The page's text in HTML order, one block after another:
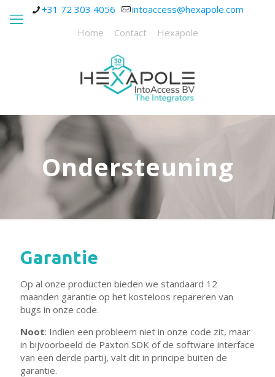
+31 72 303 4056
intoaccess@hexapole.com
Home
Contact Hexapole
Ondersteuning
Garantie
Op al onze producten bieden we standaard 12
maanden garantie op het kosteloos repareren van
bugs in onze code.
Noot: Indien een probleem niet in onze code zit, maar
in bijvoorbeeld de Paxton SDK of de software interface
van een derde partij, valt dit in principe buiten de
garantie.